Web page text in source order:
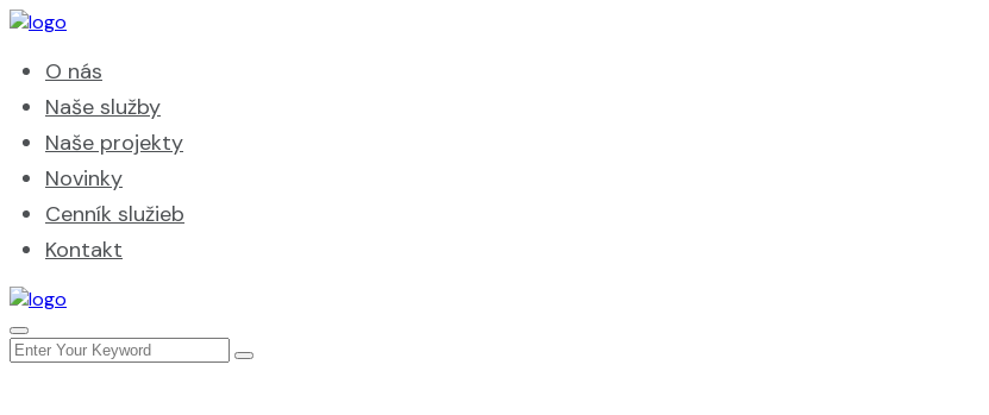
O nás
Naše služby
Naše projekty
Novinky
Cenník služieb
Kontakt